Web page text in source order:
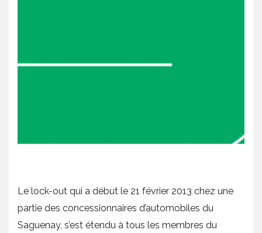
Le lock-out qui a début le 21 février 2013 chez une
partie des concessionnaires d’automobiles du
Saguenay, s’est étendu à tous les membres du